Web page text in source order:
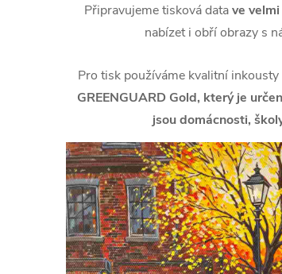
Připravujeme tisková datave
nabízet i obří obrazy s
Pro tisk používáme kvalitní inkousty
GREENGUARD Gold, který je
jsou domácnosti,